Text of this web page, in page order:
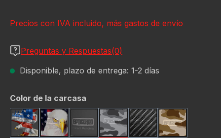
Precios con IVA incluido, más gastos de envío
Preguntas y Respuestas(0)
Disponible, plazo de entrega: 1-2 días
Seleccione
Color de la carcasa
American EagleBald Eagle American Flag
Black Camo GreyCarbon Fiber Black
Desert